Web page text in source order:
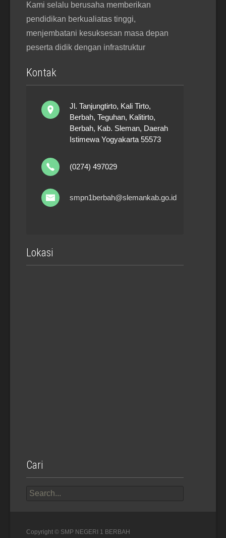
Kami selalu berusaha memberikan
pendidikan berkualiatas tinggi,
menjembatani kesuksesan masa depan
peserta didik dengan infrastruktur
Kontak
Jl. Tanjungtirto, Kali Tirto,
Berbah, Teguhan, Kalitirto,
Berbah, Kab. Sleman, Daerah
Istimewa Yogyakarta 55573
(0274) 497029
smpn1berbah@slemankab.go.id
Lokasi
Cari
for:
Copyright © SMP NEGERI 1 BERBAH